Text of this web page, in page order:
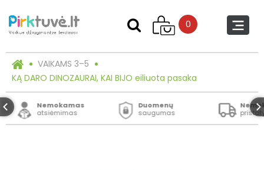
0
VAIKAMS 3–5
KĄ DARO DINOZAURAI, KAI BIJO eiliuota pasaka
Nemokamas
atsiėmimas
Duomenų
saugumas